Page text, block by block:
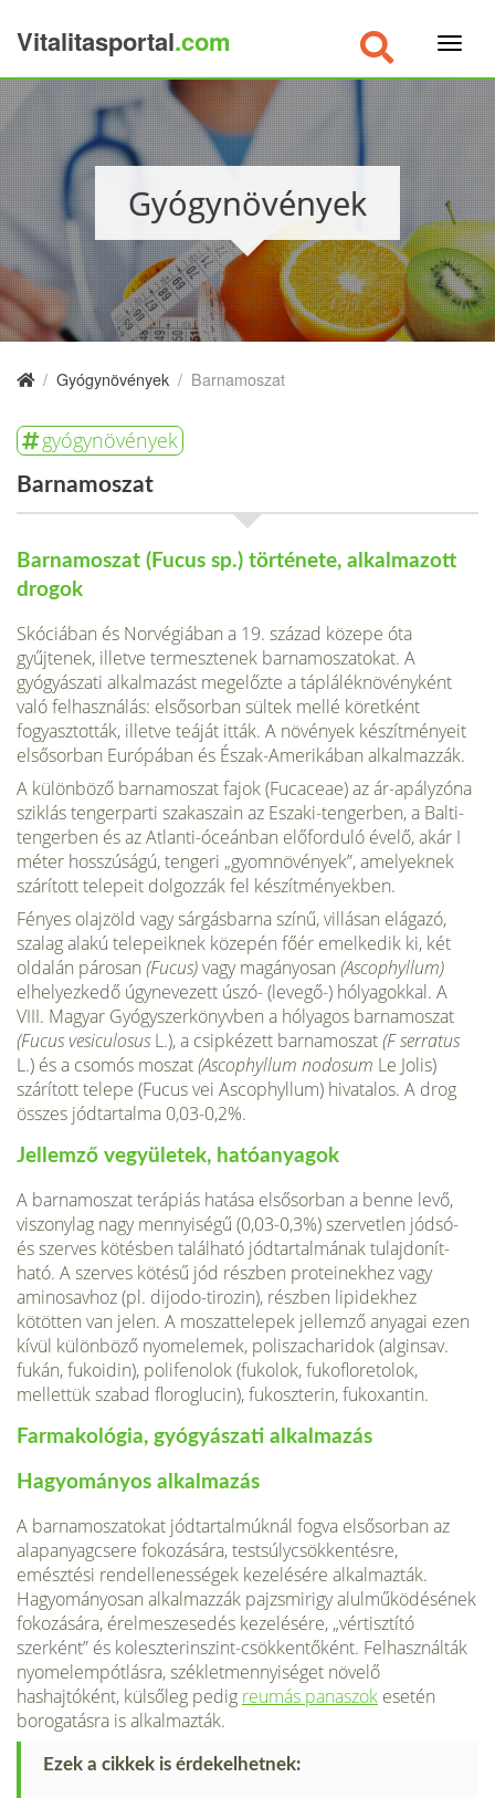
Vitalitasportal.com
Gyógynövények
/ Gyógynövények / Barnamoszat
gyógynövények
Barnamoszat
Barnamoszat (Fucus sp.) története, alkalmazott
drogok
Skóciában és Norvégiában a 19. század közepe óta
gyűjtenek, illetve termesztenek barna­moszatokat. A
gyógyászati alkalmazást megelőzte a tápláléknövényként
való felhasználás: elsősorban sültek mellé köretként
fogyasztották, illetve teáját itták. A növények készítmé­nyeit
elsősorban Európában és Észak-Amerikában alkalmazzák.
A különböző barnamoszat fajok (Fucaceae) az ár-apályzóna
sziklás tengerparti sza­kaszain az Eszaki-tengerben, a Balti-
tengerben és az Atlanti-óceánban előforduló évelő, akár I
méter hosszúságú, tengeri „gyomnövények”, amelyeknek
szárított telepeit dolgoz­zák fel készítményekben.
Fényes olajzöld vagy sárgásbarna színű, villásan elágazó,
szalag alakú telepeiknek közepén főér emelkedik ki, két
oldalán párosan (Fucus)vagy magányo­san (Ascophyllum)
elhelyezkedő úgynevezett úszó- (levegő-) hólyagokkal. A
VIII. Magyar Gyógyszerkönyvben a hólyagos barnamoszat
(Fucus vesiculosusL.), a csipkézett barnamo­szat(F serratus
L.) és a csomós moszat(Ascophyllum nodosum Le Jolis)
szárított telepe (Fucus vei Ascophyllum) hivatalos. A drog
összes jódtartalma 0,03-0,2%.
Jellemző vegyületek, hatóanyagok
A barnamoszat terápiás hatása elsősorban a benne levő,
viszonylag nagy mennyiségű (0,03-0,3%) szervetlen jódsó-
és szerves kötésben található jódtartalmának tulajdonít­
ható. A szerves kötésű jód részben proteinekhez vagy
aminosavhoz (pl. dijodo-tirozin), részben lipidekhez
kötötten van jelen. A moszattelepek jellemző anyagai ezen
kívül kü­lönböző nyomelemek, poliszacharidok (alginsav.
fukán, fukoidin), polifenolok (fukolok, fukofloretolok,
mellettük szabad floroglucin), fukoszterin, fukoxantin.
Farmakológia, gyógyászati alkalmazás
Hagyományos alkalmazás
A barnamoszatokat jódtartalmúknál fogva elsősorban az
alapanyagcsere fokozására, test­súlycsökkentésre,
emésztési rendellenességek kezelésére alkalmazták.
Hagyományosan alkalmazzák pajzsmirigy alulműködésének
fokozására, érelmeszesedés kezelésére, „vér­tisztító
szerként” és koleszterinszint-csökkentőként. Felhasználták
nyomelempótlásra, székletmennyiséget növelő
hashajtóként, külsőleg pedig reumás panaszok esetén
boroga­tásra is alkalmazták.
Ezek a cikkek is érdekelhetnek:
×